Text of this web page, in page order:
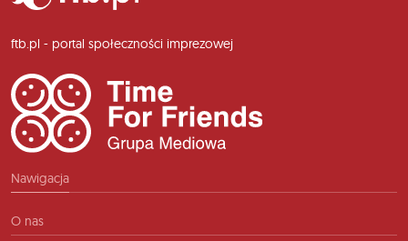
ftb.pl - portal społeczności imprezowej
Nawigacja
O nas